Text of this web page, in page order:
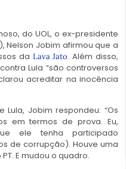
do UOL, o ex-presidente
Nelson Jobim afirmou que a
da Lava Jato. Além disso,
Lula “são controversos
acreditar na inocência
Jobim respondeu: “Os
em termos de prova. Eu,
ele tenha participado
de corrupção). Houve uma
E mudou o quadro.